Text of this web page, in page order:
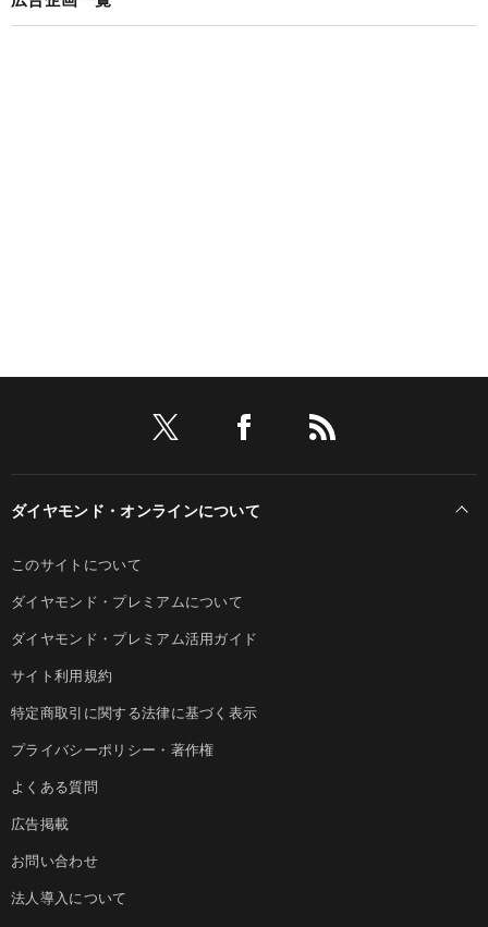
ダイヤモンド・オンラインについて
このサイトについて
ダイヤモンド・プレミアムについて
ダイヤモンド・プレミアム活用ガイド
サイト利用規約
特定商取引に関する法律に基づく表示
プライバシーポリシー・著作権
よくある質問
広告掲載
お問い合わせ
法人導入について